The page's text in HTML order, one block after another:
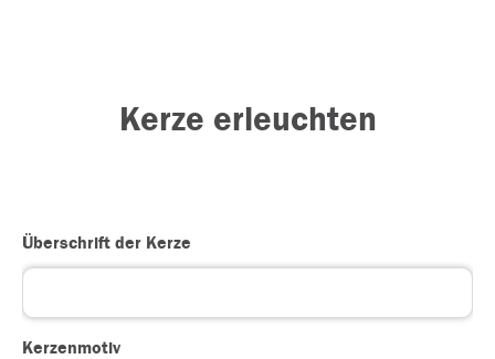
Kerze erleuchten
Überschrift der Kerze
Kerzenmotiv